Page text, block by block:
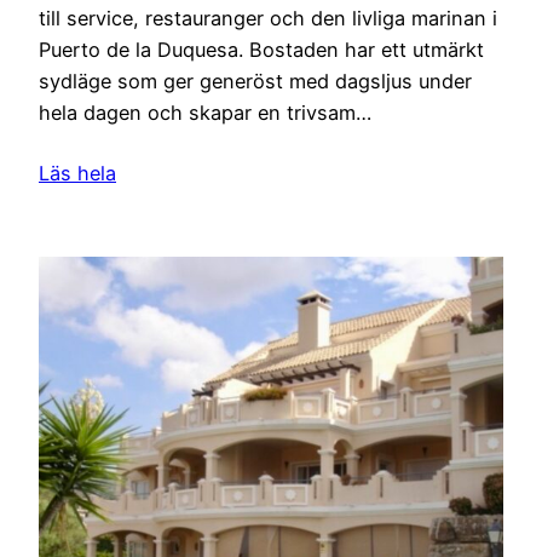
till service, restauranger och den livliga marinan i
Puerto de la Duquesa. Bostaden har ett utmärkt
sydläge som ger generöst med dagsljus under
hela dagen och skapar en trivsam…
Läs hela